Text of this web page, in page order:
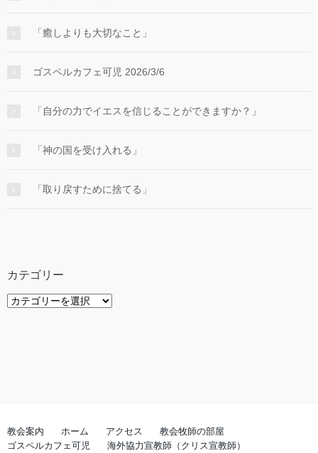
「癒しよりも大切なこと」
ゴスペルカフェ可児 2026/3/6
「自分の力でイエスを信じることができますか？」
「神の国を受け入れる」
「取り戻すために捨てる」
カテゴリー
カ
教会案内 ホーム アクセス
教会牧師の部屋
ゴスペルカフェ可児
海外協力宣教師（クリス宣教師）